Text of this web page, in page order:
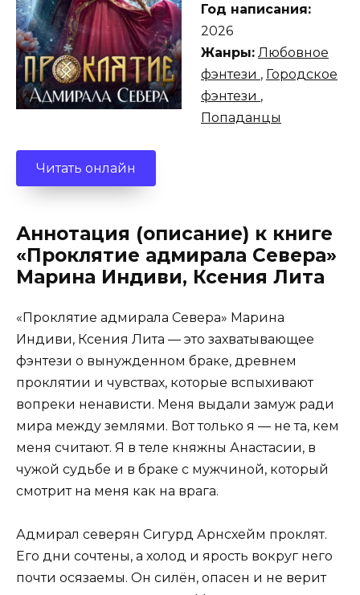
Год написания:
2026
Жанры: Любовное
фэнтези , Городское
фэнтези ,
Попаданцы
Читать онлайн
Аннотация (описание) к книге
«Проклятие адмирала Севера»
Марина Индиви, Ксения Лита
«Проклятие адмирала Севера» Марина
Индиви, Ксения Лита — это захватывающее
фэнтези о вынужденном браке, древнем
проклятии и чувствах, которые вспыхивают
вопреки ненависти. Меня выдали замуж ради
мира между землями. Вот только я — не та, кем
меня считают. Я в теле княжны Анастасии, в
чужой судьбе и в браке с мужчиной, который
смотрит на меня как на врага.
Адмирал северян Сигурд Арнсхейм проклят.
Его дни сочтены, а холод и ярость вокруг него
почти осязаемы. Он силён, опасен и не верит